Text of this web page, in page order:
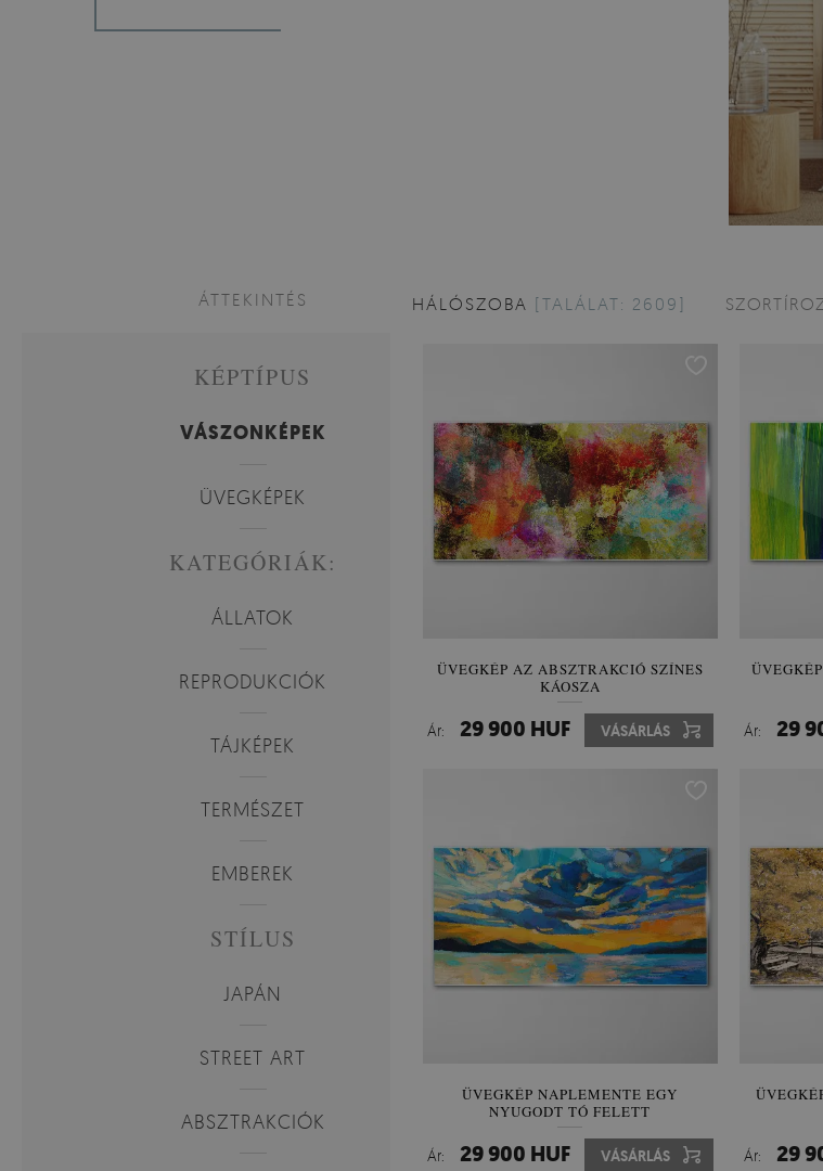
ÁTTEKINTÉS
KÉPTÍPUS
VÁSZONKÉPEK
ÜVEGKÉPEK
KATEGÓRIÁK:
ÁLLATOK
REPRODUKCIÓK
TÁJKÉPEK
TERMÉSZET
EMBEREK
STÍLUS
JAPÁN
STREET ART
ABSZTRAKCIÓK
HÁLÓSZOBA [TALÁLAT: 2609]
ÜVEGKÉP AZ ABSZTRAKCIÓ SZÍNES
KÁOSZA
Ár: 29 900 HUF VÁSÁRLÁS Ár: 29
ÜVEGKÉP NAPLEMENTE EGY
NYUGODT TÓ FELETT
Ár: 29 900 HUF VÁSÁRLÁS Ár: 29